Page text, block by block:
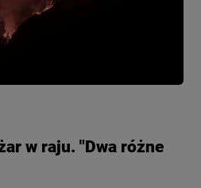
w raju. "Dwa różne